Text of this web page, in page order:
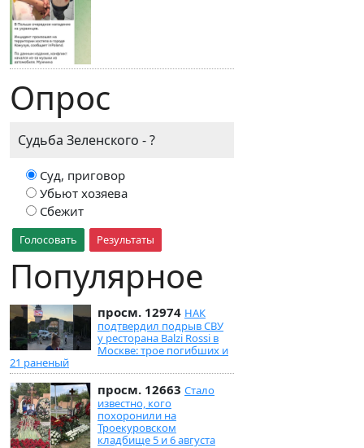
Опрос
Судьба Зеленского - ?
Суд, приговор
Убьют хозяева
Сбежит
Голосовать Результаты
Популярное
просм. 12974 НАК
подтвердил подрыв СВУ
у ресторана Balzi Rossi в
Москве: трое погибших и
21 раненый
просм. 12663 Стало
известно, кого
похоронили на
Троекуровском
кладбище 5 и 6 августа